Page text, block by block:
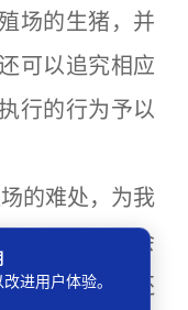
场的生猪，并
可以追究相应
行的行为予以
的难处，为我
，我们一定会
早点把欠款还
进用户体验。